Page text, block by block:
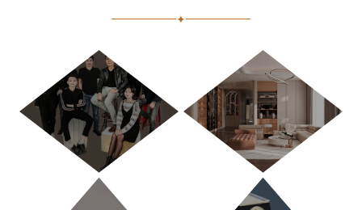
✦
TP. HỒ CHÍ MINH